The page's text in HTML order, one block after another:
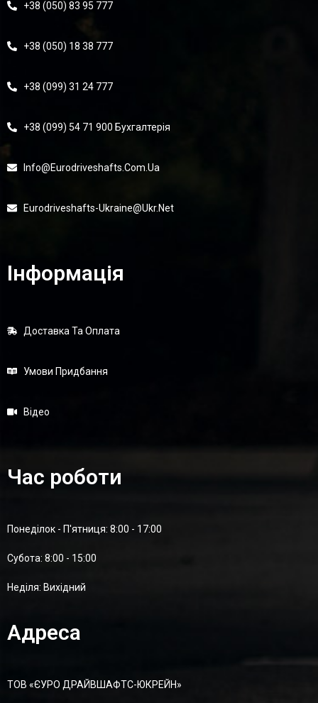
+38 (050) 83 95 777
+38 (050) 18 38 777
+38 (099) 31 24 777
+38 (099) 54 71 900 Бухгалтерія
Info@eurodriveshafts.com.ua
Eurodriveshafts-Ukraine@ukr.net
Інформація
Доставка Та Оплата
Умови Придбання
Відео
Час роботи
Понеділок - П'ятниця: 8:00 - 17:00
Суботa: 8:00 - 15:00
Неділя: Вихідний
Адреса
ТОВ «ЄУРО ДРАЙВШАФТC-ЮКРЕЙН»